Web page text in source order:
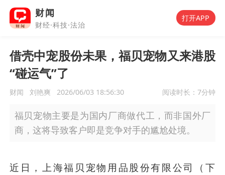
财闻
财经·科技·法治
打开APP
借壳中宠股份未果，福贝宠物又来港股
“碰运气”了
财闻 刘艳爽 2026/06/03 18:56:30 阅读时长： 7分钟
福贝宠物主要是为国内厂商做代工，而非国外厂
商，这将导致客户即是竞争对手的尴尬处境。
近日，上海福贝宠物用品股份有限公司（下